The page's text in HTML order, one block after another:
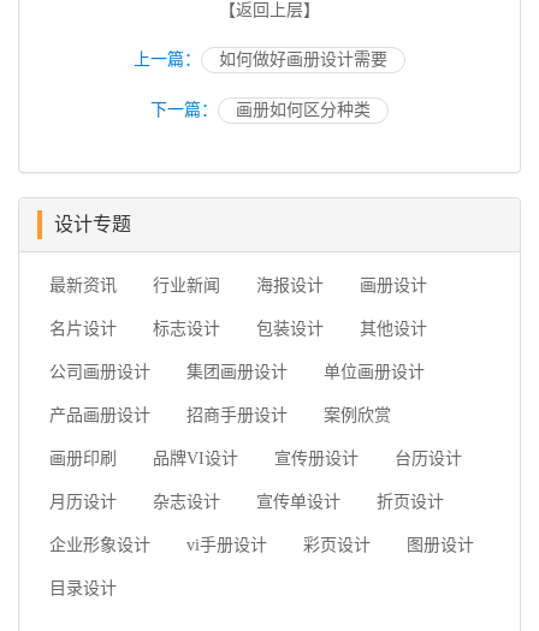
【返回上层】
上一篇： 如何做好画册设计需要
下一篇： 画册如何区分种类
设计专题
最新资讯 行业新闻 海报设计 画册设计
名片设计 标志设计 包装设计 其他设计
公司画册设计 集团画册设计 单位画册设计
产品画册设计 招商手册设计 案例欣赏
画册印刷 品牌VI设计 宣传册设计 台历设计
月历设计 杂志设计 宣传单设计 折页设计
企业形象设计 vi手册设计 彩页设计 图册设计
目录设计